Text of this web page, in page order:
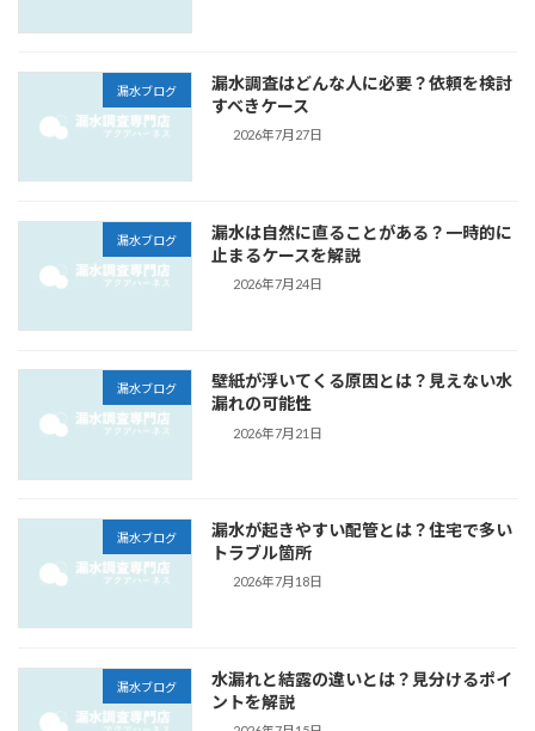
漏水ブログ
漏水調査はどんな人に必要？依頼を検討
すべきケース
2026年7月27日
漏水ブログ
漏水は自然に直ることがある？一時的に
止まるケースを解説
2026年7月24日
漏水ブログ
壁紙が浮いてくる原因とは？見えない水
漏れの可能性
2026年7月21日
漏水ブログ
漏水が起きやすい配管とは？住宅で多い
トラブル箇所
2026年7月18日
漏水ブログ
水漏れと結露の違いとは？見分けるポイ
ントを解説